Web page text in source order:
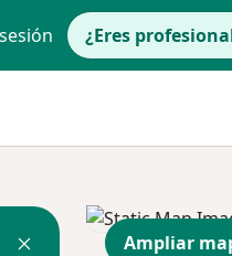
¿Eres
Ampliar